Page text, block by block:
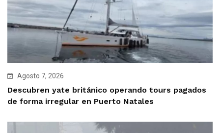
Agosto 7, 2026
Descubren yate británico operando tours pagados
de forma irregular en Puerto Natales